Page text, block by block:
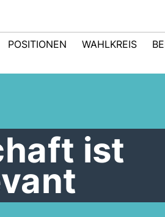
POSITIONEN WAHLKREIS
ist